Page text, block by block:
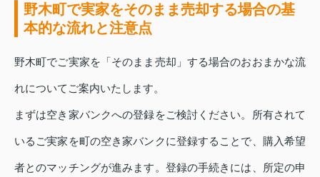
野木町で実家をそのまま売却する場合の基
本的な流れと注意点
野木町でご実家を「そのまま売却」する場合のおおまかな流
れについてご案内いたします。
まずは空き家バンクへの登録をご検討ください。所有されて
いるご実家を町の空き家バンクに登録することで、購入希望
者とのマッチングが進みます。登録の手続きには、所定の申